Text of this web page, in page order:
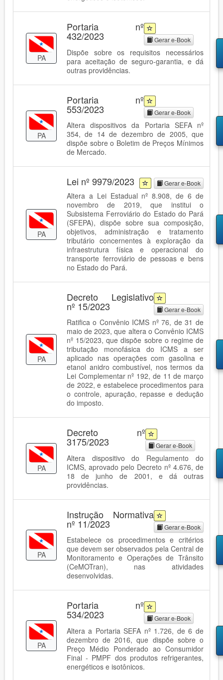
PA
Portaria nº
432/2023 Gerar e-Book
Dispõe sobre os requisitos necessários
para aceitação de seguro-garantia, e dá
outras providências.
PA
Portaria nº
553/2023 Gerar e-Book
Altera dispositivos da Portaria SEFA nº
354, de 14 de dezembro de 2005, que
dispõe sobre o Boletim de Preços Mínimos
de Mercado.
PA
Lei nº 9979/2023 Gerar e-Book
Altera a Lei Estadual nº 8.908, de 6 de
novembro de 2019, que institui o
Subsistema Ferroviário do Estado do Pará
(SFEPA), dispõe sobre sua composição,
objetivos, administração e tratamento
tributário concernentes à exploração da
infraestrutura física e operacional do
transporte ferroviário de pessoas e bens
no Estado do Pará.
PA
Decreto Legislativo
nº 15/2023 Gerar e-Book
Ratifica o Convênio ICMS nº 76, de 31 de
maio de 2023, que altera o Convênio ICMS
nº 15/2023, que dispõe sobre o regime de
tributação monofásica do ICMS a ser
aplicado nas operações com gasolina e
etanol anidro combustível, nos termos da
Lei Complementar nº 192, de 11 de março
de 2022, e estabelece procedimentos para
o controle, apuração, repasse e dedução
do imposto.
PA
Decreto nº
3175/2023 Gerar e-Book
Altera dispositivo do Regulamento do
ICMS, aprovado pelo Decreto nº 4.676, de
18 de junho de 2001, e dá outras
providências.
PA
Instrução Normativa
nº 11/2023 Gerar e-Book
Estabelece os procedimentos e critérios
que devem ser observados pela Central de
Monitoramento e Operações de Trânsito
(CeMOTran), nas atividades
desenvolvidas.
PA
Portaria nº
534/2023 Gerar e-Book
Altera a Portaria SEFA nº 1.726, de 6 de
dezembro de 2016, que dispõe sobre o
Preço Médio Ponderado ao Consumidor
Final - PMPF dos produtos refrigerantes,
energéticos e isotônicos.